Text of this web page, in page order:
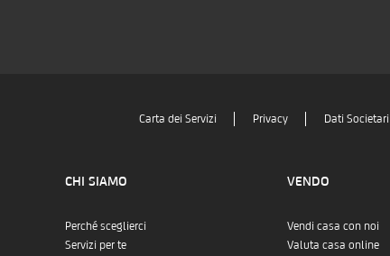
Carta dei Servizi Privacy Dati Societari
CHI SIAMO
Perché sceglierci
Servizi per te
VENDO
Vendi casa con noi
Valuta casa online